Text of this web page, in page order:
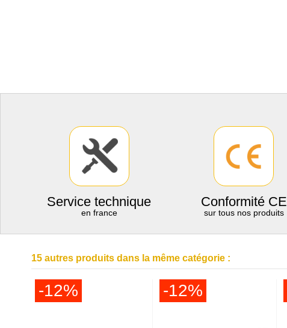
Service technique
en france
Conformité CE
sur tous nos produits
15 autres produits dans la même catégorie :
-12% -12%